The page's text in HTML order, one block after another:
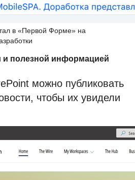
в «Первой Форме» на
и полезной информацией
можно публиковать
чтобы их увидели